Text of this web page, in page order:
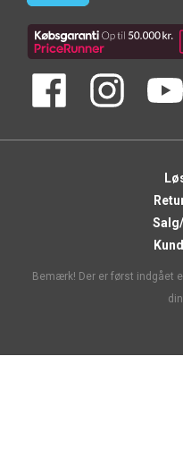
Bemærk! Der er først indgået